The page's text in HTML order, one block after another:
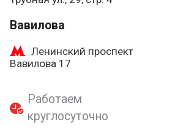
Вавилова
Ленинский проспект
Вавилова 17
Работаем
круглосуточно